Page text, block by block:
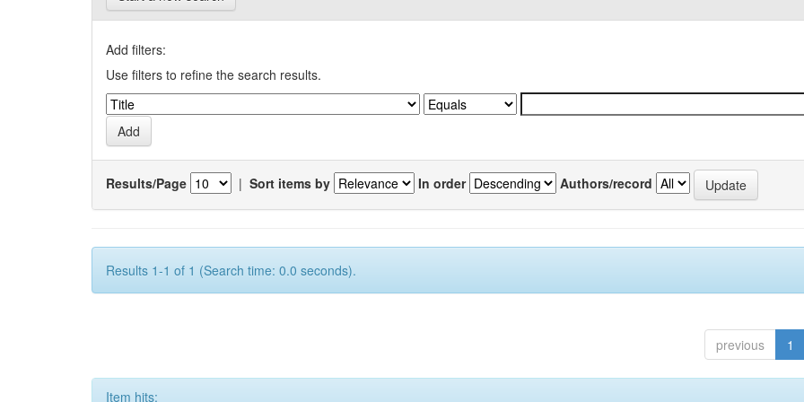
Add filters:
Use filters to refine the search results.
Results/Page | Sort items by In order Authors/record
Results 1-1 of 1 (Search time: 0.0 seconds).
previous 1
Item hits: